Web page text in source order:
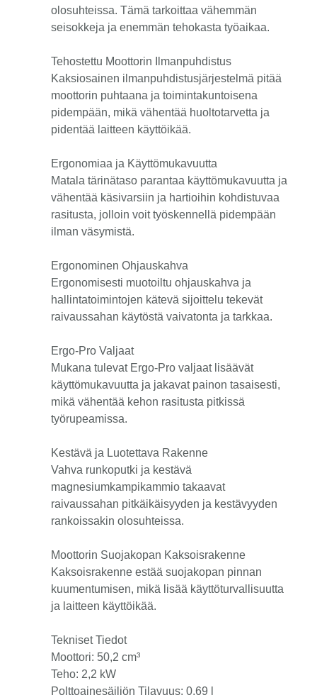
olosuhteissa. Tämä tarkoittaa vähemmän
seisokkeja ja enemmän tehokasta työaikaa.
Tehostettu Moottorin Ilmanpuhdistus
Kaksiosainen ilmanpuhdistusjärjestelmä pitää
moottorin puhtaana ja toimintakuntoisena
pidempään, mikä vähentää huoltotarvetta ja
pidentää laitteen käyttöikää.
Ergonomiaa ja Käyttömukavuutta
Matala tärinätaso parantaa käyttömukavuutta ja
vähentää käsivarsiin ja hartioihin kohdistuvaa
rasitusta, jolloin voit työskennellä pidempään
ilman väsymistä.
Ergonominen Ohjauskahva
Ergonomisesti muotoiltu ohjauskahva ja
hallintatoimintojen kätevä sijoittelu tekevät
raivaussahan käytöstä vaivatonta ja tarkkaa.
Ergo-Pro Valjaat
Mukana tulevat Ergo-Pro valjaat lisäävät
käyttömukavuutta ja jakavat painon tasaisesti,
mikä vähentää kehon rasitusta pitkissä
työrupeamissa.
Kestävä ja Luotettava Rakenne
Vahva runkoputki ja kestävä
magnesiumkampikammio takaavat
raivaussahan pitkäikäisyyden ja kestävyyden
rankoissakin olosuhteissa.
Moottorin Suojakopan Kaksoisrakenne
Kaksoisrakenne estää suojakopan pinnan
kuumentumisen, mikä lisää käyttöturvallisuutta
ja laitteen käyttöikää.
Tekniset Tiedot
Moottori: 50,2 cm³
Teho: 2,2 kW
Polttoainesäiliön Tilavuus: 0,69 l